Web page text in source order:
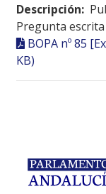
Descripción:
Pregunta escrita
BOPA nº 85
KB)